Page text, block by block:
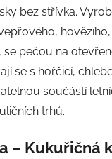
bez střívka.
se pečou na
se s hořčicí,
součástí
trhů.
– Kukuřičná